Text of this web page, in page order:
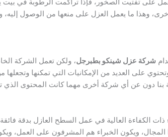
وهذا ما يعمل العزل على منعها من الوصول إليه،
شركة عزل شينكو بطبرجل، ولكن تعمل الشركة
على العديد من الإمكانيات التي تمكنها
دون عن أي شركة أخرى مهما كانت المحتوى الذي
ذات الكفاءة العالية في عمل السطح العازل بدقة
ويكون الخبراء هم المشرفون على العمل،